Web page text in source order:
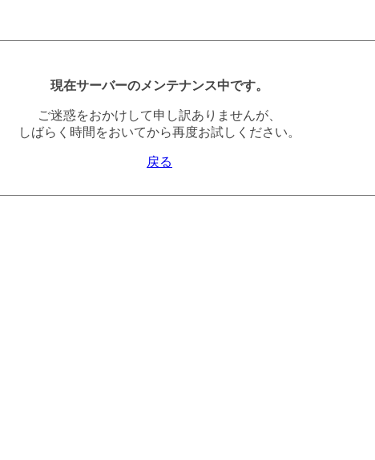
現在サーバーのメンテナンス中です。
ご迷惑をおかけして申し訳ありませんが、
しばらく時間をおいてから再度お試しください。
戻る